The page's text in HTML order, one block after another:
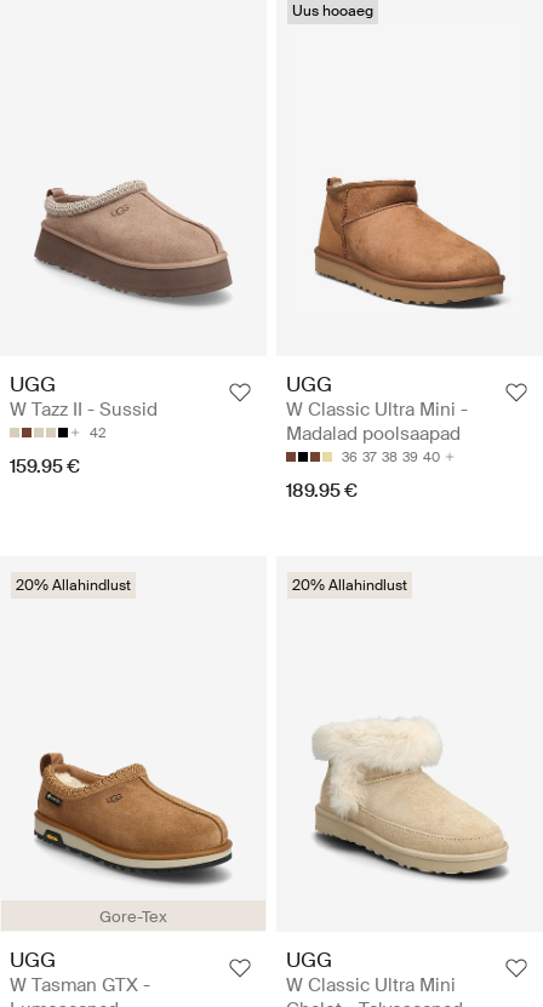
UGG
W Tazz II - Sussid
42
159.95 €
Uus hooaeg
UGG
W Classic Ultra Mini -
Madalad poolsaapad
36 37 38 39 40
189.95 €
Gore-Tex
20% Allahindlust
UGG
W Tasman GTX -
20% Allahindlust
UGG
W Classic Ultra Mini